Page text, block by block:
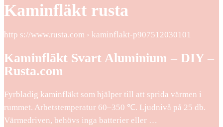
Kaminfläkt rusta
http s://www.rusta.com › kaminflakt-p907512030101
Kaminfläkt Svart Aluminium – DIY –
Rusta.com
Fyrbladig kaminfläkt som hjälper till att sprida värmen i
rummet. Arbetstemperatur 60–350 ℃. Ljudnivå på 25 db.
Värmedriven, behövs inga batterier eller …